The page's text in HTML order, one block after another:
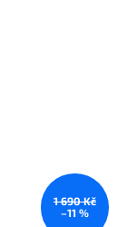
1 690 Kč
–11 %